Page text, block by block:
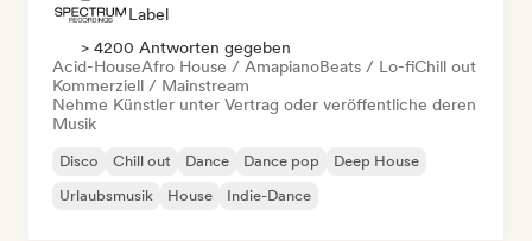
Label
> 4200 Antworten gegeben
Acid-HouseAfro House / AmapianoBeats / Lo-fiChill out
Kommerziell / Mainstream
Nehme Künstler unter Vertrag oder veröffentliche deren
Musik
Disco Chill out Dance Dance pop
Deep House
Urlaubsmusik
House Indie-Dance